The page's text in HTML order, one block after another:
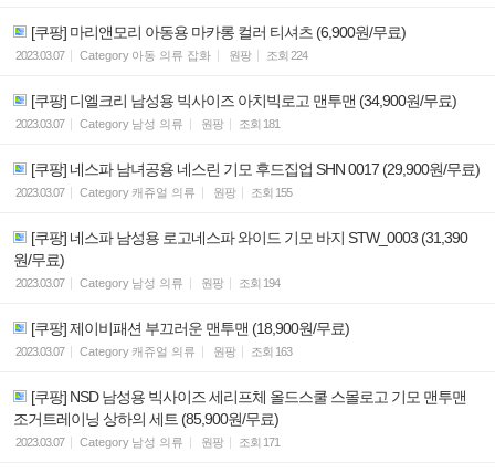
[쿠팡] 마리앤모리 아동용 마카롱 컬러 티셔츠 (6,900원/무료)
2023.03.07 Category 아동 의류 잡화 원팡 조회 224
[쿠팡] 디엘크리 남성용 빅사이즈 아치빅로고 맨투맨 (34,900원/무료)
2023.03.07 Category 남성 의류 원팡 조회 181
[쿠팡] 네스파 남녀공용 네스린 기모 후드집업 SHN 0017 (29,900원/무료)
2023.03.07 Category 캐쥬얼 의류 원팡 조회 155
[쿠팡] 네스파 남성용 로고네스파 와이드 기모 바지 STW_0003 (31,390
원/무료)
2023.03.07 Category 남성 의류 원팡 조회 194
[쿠팡] 제이비패션 부끄러운 맨투맨 (18,900원/무료)
2023.03.07 Category 캐쥬얼 의류 원팡 조회 163
[쿠팡] NSD 남성용 빅사이즈 세리프체 올드스쿨 스몰로고 기모 맨투맨
조거트레이닝 상하의 세트 (85,900원/무료)
2023.03.07 Category 남성 의류 원팡 조회 171